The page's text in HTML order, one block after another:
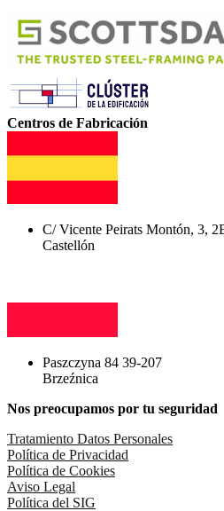
Centros de Fabricación
C/ Vicente Peirats Montón, 3,
Castellón
Paszczyna 84 39-207
Brzeźnica
Nos preocupamos por tu seguridad
Tratamiento Datos Personales
Política de Privacidad
Política de Cookies
Aviso Legal
Política del SIG